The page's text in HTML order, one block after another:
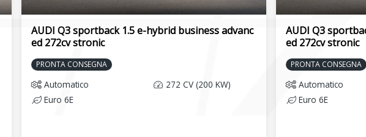
AUDI Q3 sportback 1.5 e-hybrid business advanc
ed 272cv stronic
PRONTA CONSEGNA
Automatico
272 CV (200 KW)
Euro 6E
AUDI Q3
ed 272cv stronic
PRONTA CONSEGNA
Automatico
Euro 6E